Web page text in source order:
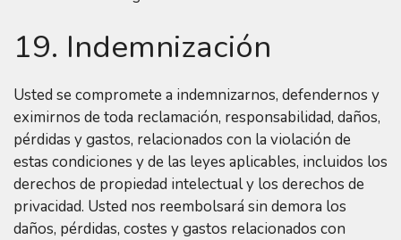
19. Indemnización
Usted se compromete a indemnizarnos, defendernos y
eximirnos de toda reclamación, responsabilidad, daños,
pérdidas y gastos, relacionados con la violación de
estas condiciones y de las leyes aplicables, incluidos los
derechos de propiedad intelectual y los derechos de
privacidad. Usted nos reembolsará sin demora los
daños, pérdidas, costes y gastos relacionados con